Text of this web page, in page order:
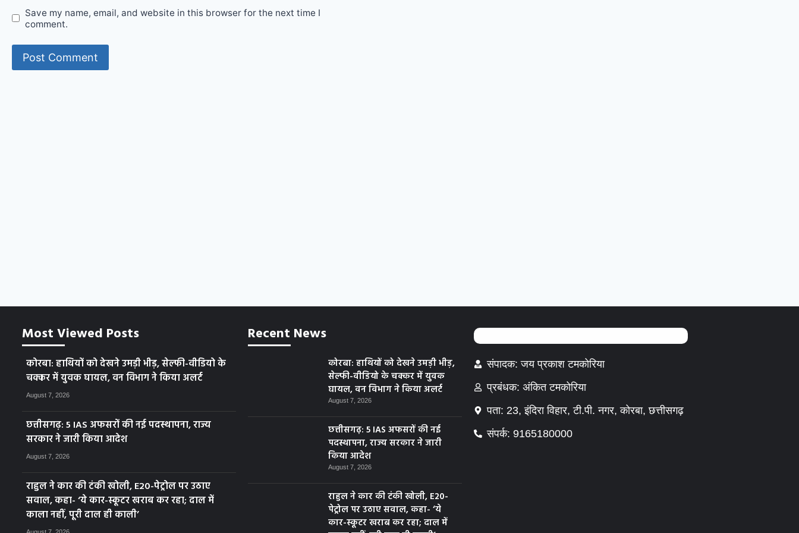
Save my name, email, and website in this browser for the next time I
comment.
Most Viewed Posts
कोरबा: हाथियों को देखने उमड़ी भीड़, सेल्फी-वीडियो के
चक्कर में युवक घायल, वन विभाग ने किया अलर्ट
August 7, 2026
छत्तीसगढ़: 5 IAS अफसरों की नई पदस्थापना, राज्य
सरकार ने जारी किया आदेश
August 7, 2026
राहुल ने कार की टंकी खोली, E20-पेट्रोल पर उठाए
सवाल, कहा- ‘ये कार-स्कूटर खराब कर रहा; दाल में
काला नहीं, पूरी दाल ही काली’
Recent News
कोरबा: हाथियों को देखने उमड़ी भीड़,
सेल्फी-वीडियो के चक्कर में युवक
घायल, वन विभाग ने किया अलर्ट
August 7, 2026
छत्तीसगढ़: 5 IAS अफसरों की नई
पदस्थापना, राज्य सरकार ने जारी
किया आदेश
August 7, 2026
राहुल ने कार की टंकी खोली, E20-
पेट्रोल पर उठाए सवाल, कहा- ‘ये
कार-स्कूटर खराब कर रहा; दाल में
संपादक: जय प्रकाश टमकोरिया
प्रबंधक: अंकित टमकोरिया
पता: 23, इंदिरा विहार, टी.पी. नगर, कोरबा, छत्तीसगढ़
संपर्क: 9165180000